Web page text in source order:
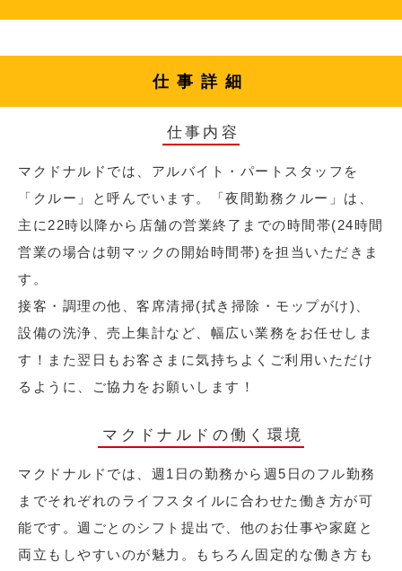
仕事詳細
仕事内容
マクドナルドでは、アルバイト・パートスタッフを
「クルー」と呼んでいます。「夜間勤務クルー」は、
主に22時以降から店舗の営業終了までの時間帯(24時間
営業の場合は朝マックの開始時間帯)を担当いただきま
す。
接客・調理の他、客席清掃(拭き掃除・モップがけ)、
設備の洗浄、売上集計など、幅広い業務をお任せしま
す！また翌日もお客さまに気持ちよくご利用いただけ
るように、ご協力をお願いします！
マクドナルドの働く環境
マクドナルドでは、週1日の勤務から週5日のフル勤務
までそれぞれのライフスタイルに合わせた働き方が可
能です。週ごとのシフト提出で、他のお仕事や家庭と
両立もしやすいのが魅力。もちろん固定的な働き方も